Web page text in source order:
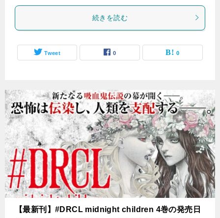
続きを読む
Tweet 0 0
【最新刊】#DRCL midnight children 4巻の発売日